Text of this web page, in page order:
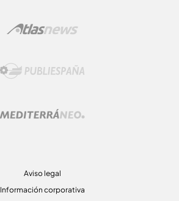
Aviso legal
Información corporativa